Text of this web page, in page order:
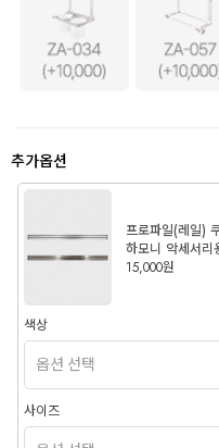
추가옵션
프로파일(레일)
하모니 악세서리
15,000원
색상
사이즈